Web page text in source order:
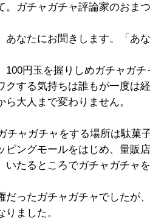
。ガチャガチャ評論家のおまつ
あなたにお聞きします。「あ
100円玉を握りしめガチャガ
クする気持ちは誰もが一度は
ら大人まで変わりません。
チャガチャをする場所は駄菓
ピングモールをはじめ、量販
いたるところでガチャガチャ
だったガチャガチャでしたが
りました。